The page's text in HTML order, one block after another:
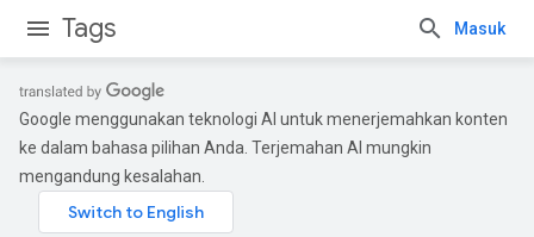
Tags Masuk
Google menggunakan teknologi AI untuk menerjemahkan konten
ke dalam bahasa pilihan Anda. Terjemahan AI mungkin
mengandung kesalahan.